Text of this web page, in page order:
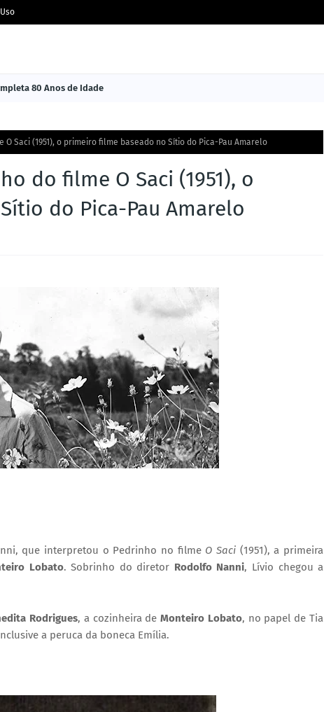
80 Anos de Idade
Saci (1951), o primeiro filme baseado no Sítio do Pica-Pau Amarelo
do filme O Saci (1951), o
do Pica-Pau Amarelo
que interpretou o Pedrinho no filme O Saci(1951), a primeira
Lobato. Sobrinho do diretor Rodolfo Nanni, Lívio chegou a
Rodrigues, a cozinheira deMonteiro Lobato, no papel de Tia
a peruca da boneca Emília.